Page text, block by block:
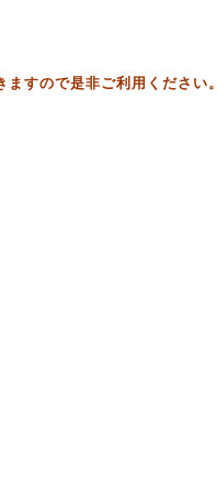
すので是非ご利用ください。